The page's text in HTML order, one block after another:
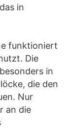
in
funktioniert
Die
in
die den
Nur
an die